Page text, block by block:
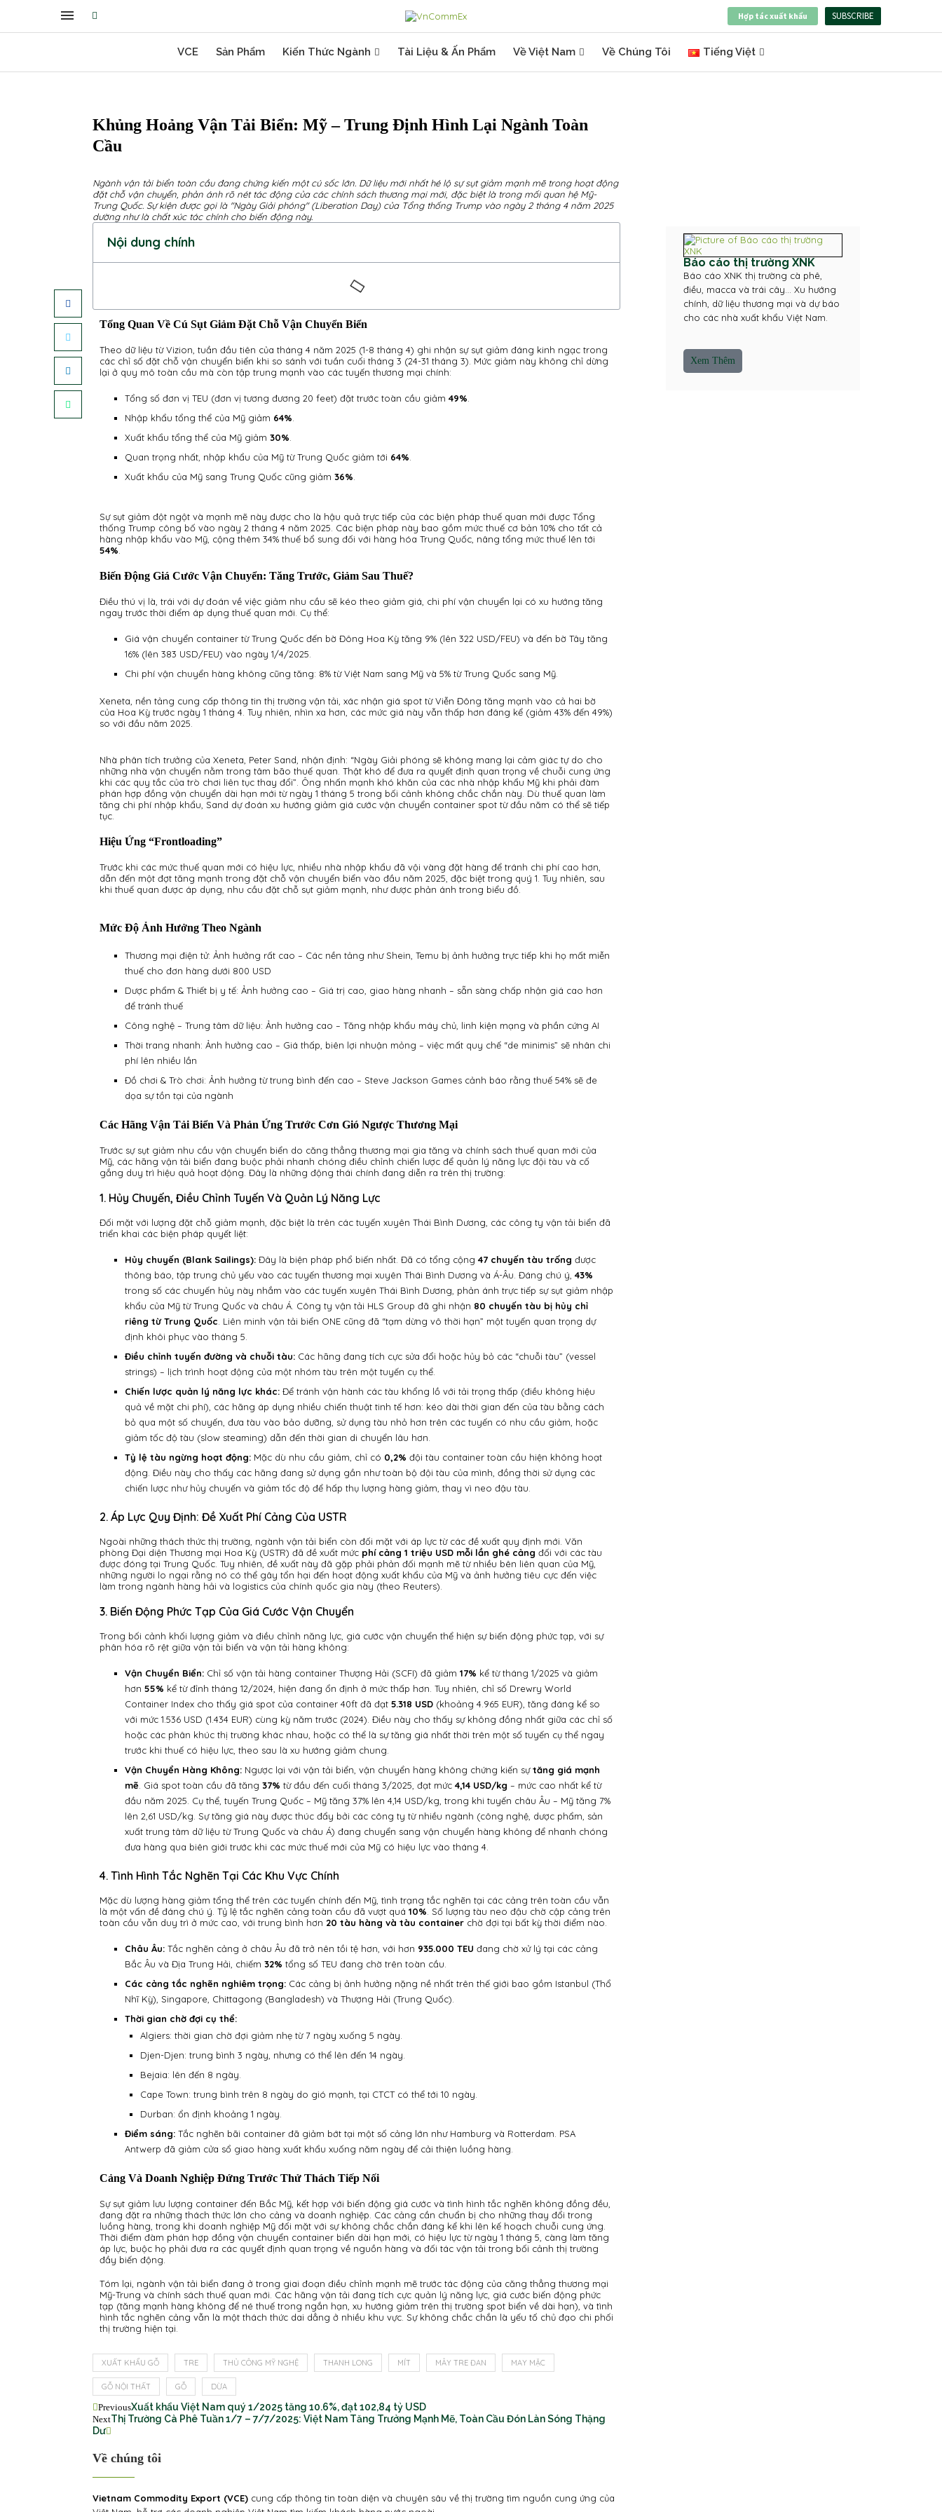
Hợp tác xuất khẩu SUBSCRIBE
VCE Sản Phẩm Kiến Thức Ngành Tài Liệu & Ấn Phẩm Về Việt Nam Về Chúng Tôi Tiếng Việt
Khủng Hoảng Vận Tải Biển: Mỹ – Trung Định Hình Lại Ngành Toàn
Cầu
Ngành vận tải biển toàn cầu đang chứng kiến một cú sốc lớn. Dữ liệu mới nhất hé lộ sự sụt giảm mạnh mẽ trong hoạt động
đặt chỗ vận chuyển, phản ánh rõ nét tác động của các chính sách thương mại mới, đặc biệt là trong mối quan hệ Mỹ-
Trung Quốc. Sự kiện được gọi là "Ngày Giải phóng" (Liberation Day) của Tổng thống Trump vào ngày 2 tháng 4 năm 2025
dường như là chất xúc tác chính cho biến động này.
Nội dung chính
Tổng Quan Về Cú Sụt Giảm Đặt Chỗ Vận Chuyển Biển
Theo dữ liệu từ Vizion, tuần đầu tiên của tháng 4 năm 2025 (1-8 tháng 4) ghi nhận sự sụt giảm đáng kinh ngạc trong
các chỉ số đặt chỗ vận chuyển biển khi so sánh với tuần cuối tháng 3 (24-31 tháng 3). Mức giảm này không chỉ dừng
lại ở quy mô toàn cầu mà còn tập trung mạnh vào các tuyến thương mại chính:
Tổng số đơn vị TEU (đơn vị tương đương 20 feet) đặt trước toàn cầu giảm 49%
Nhập khẩu tổng thể của Mỹ giảm 64%
Xuất khẩu tổng thể của Mỹ giảm 30%
Quan trọng nhất, nhập khẩu của Mỹ từ Trung Quốc giảm tới 64%
Xuất khẩu của Mỹ sang Trung Quốc cũng giảm 36%
Sự sụt giảm đột ngột và mạnh mẽ này được cho là hậu quả trực tiếp của các biện pháp thuế quan mới được Tổng
thống Trump công bố vào ngày 2 tháng 4 năm 2025. Các biện pháp này bao gồm mức thuế cơ bản 10% cho tất cả
hàng nhập khẩu vào Mỹ, cộng thêm 34% thuế bổ sung đối với hàng hóa Trung Quốc, nâng tổng mức thuế lên tới
54%
Biến Động Giá Cước Vận Chuyển: Tăng Trước, Giảm Sau Thuế?
Điều thú vị là, trái với dự đoán về việc giảm nhu cầu sẽ kéo theo giảm giá, chi phí vận chuyển lại có xu hướng tăng
ngay trước thời điểm áp dụng thuế quan mới. Cụ thể:
Giá vận chuyển container từ Trung Quốc đến bờ Đông Hoa Kỳ tăng 9% (lên 322 USD/FEU) và đến bờ Tây tăng
16% (lên 383 USD/FEU) vào ngày 1/4/2025.
Chi phí vận chuyển hàng không cũng tăng: 8% từ Việt Nam sang Mỹ và 5% từ Trung Quốc sang Mỹ.
Xeneta, nền tảng cung cấp thông tin thị trường vận tải, xác nhận giá spot từ Viễn Đông tăng mạnh vào cả hai bờ
của Hoa Kỳ trước ngày 1 tháng 4. Tuy nhiên, nhìn xa hơn, các mức giá này vẫn thấp hơn đáng kể (giảm 43% đến 49%)
so với đầu năm 2025.
Nhà phân tích trưởng của Xeneta, Peter Sand, nhận định: “Ngày Giải phóng sẽ không mang lại cảm giác tự do cho
những nhà vận chuyển nằm trong tâm bão thuế quan. Thật khó để đưa ra quyết định quan trọng về chuỗi cung ứng
khi các quy tắc của trò chơi liên tục thay đổi”. Ông nhấn mạnh khó khăn của các nhà nhập khẩu Mỹ khi phải đàm
phán hợp đồng vận chuyển dài hạn mới từ ngày 1 tháng 5 trong bối cảnh không chắc chắn này. Dù thuế quan làm
tăng chi phí nhập khẩu, Sand dự đoán xu hướng giảm giá cước vận chuyển container spot từ đầu năm có thể sẽ tiếp
tục.
Hiệu Ứng “frontloading”
Trước khi các mức thuế quan mới có hiệu lực, nhiều nhà nhập khẩu đã vội vàng đặt hàng để tránh chi phí cao hơn,
dẫn đến một đợt tăng mạnh trong đặt chỗ vận chuyển biển vào đầu năm 2025, đặc biệt trong quý 1. Tuy nhiên, sau
khi thuế quan được áp dụng, nhu cầu đặt chỗ sụt giảm mạnh, như được phản ánh trong biểu đồ.
Mức Độ Ảnh Hưởng Theo Ngành
Thương mại điện tử: Ảnh hưởng rất cao – Các nền tảng như Shein, Temu bị ảnh hưởng trực tiếp khi họ mất miễn
thuế cho đơn hàng dưới 800 USD
Dược phẩm & Thiết bị y tế: Ảnh hưởng cao – Giá trị cao, giao hàng nhanh – sẵn sàng chấp nhận giá cao hơn
để tránh thuế
Công nghệ – Trung tâm dữ liệu: Ảnh hưởng cao – Tăng nhập khẩu máy chủ, linh kiện mạng và phần cứng AI
Thời trang nhanh: Ảnh hưởng cao – Giá thấp, biên lợi nhuận mỏng – việc mất quy chế “de minimis” sẽ nhân chi
phí lên nhiều lần
Đồ chơi & Trò chơi: Ảnh hưởng từ trung bình đến cao – Steve Jackson Games cảnh báo rằng thuế 54% sẽ đe
dọa sự tồn tại của ngành
Các Hãng Vận Tải Biển Và Phản Ứng Trước Cơn Gió Ngược Thương Mại
Trước sự sụt giảm nhu cầu vận chuyển biển do căng thẳng thương mại gia tăng và chính sách thuế quan mới của
Mỹ, các hãng vận tải biển đang buộc phải nhanh chóng điều chỉnh chiến lược để quản lý năng lực đội tàu và cố
gắng duy trì hiệu quả hoạt động. Đây là những động thái chính đang diễn ra trên thị trường:
1. Hủy Chuyến, Điều Chỉnh Tuyến Và Quản Lý Năng Lực
Đối mặt với lượng đặt chỗ giảm mạnh, đặc biệt là trên các tuyến xuyên Thái Bình Dương, các công ty vận tải biển đã
triển khai các biện pháp quyết liệt:
Hủy chuyến (Blank Sailings): Đây là biện pháp phổ biến nhất. Đã có tổng cộng 47 chuyến tàu trống được
thông báo, tập trung chủ yếu vào các tuyến thương mại xuyên Thái Bình Dương và Á-Âu. Đáng chú ý, 43%
trong số các chuyến hủy này nhắm vào các tuyến xuyên Thái Bình Dương, phản ánh trực tiếp sự sụt giảm nhập
khẩu của Mỹ từ Trung Quốc và châu Á. Công ty vận tải HLS Group đã ghi nhận 80 chuyến tàu bị hủy chỉ
riêng từ Trung Quốc . Liên minh vận tải biển ONE cũng đã “tạm dừng vô thời hạn” một tuyến quan trọng dự
định khôi phục vào tháng 5.
Điều chỉnh tuyến đường và chuỗi tàu: Các hãng đang tích cực sửa đổi hoặc hủy bỏ các “chuỗi tàu” (vessel
strings) – lịch trình hoạt động của một nhóm tàu trên một tuyến cụ thể.
Chiến lược quản lý năng lực khác: Để tránh vận hành các tàu khổng lồ với tải trọng thấp (điều không hiệu
quả về mặt chi phí), các hãng áp dụng nhiều chiến thuật tinh tế hơn: kéo dài thời gian đến của tàu bằng cách
bỏ qua một số chuyến, đưa tàu vào bảo dưỡng, sử dụng tàu nhỏ hơn trên các tuyến có nhu cầu giảm, hoặc
giảm tốc độ tàu (slow steaming) dẫn đến thời gian di chuyển lâu hơn.
Tỷ lệ tàu ngừng hoạt động: Mặc dù nhu cầu giảm, chỉ có 0,2% đội tàu container toàn cầu hiện không hoạt
động. Điều này cho thấy các hãng đang sử dụng gần như toàn bộ đội tàu của mình, đồng thời sử dụng các
chiến lược như hủy chuyến và giảm tốc độ để hấp thụ lượng hàng giảm, thay vì neo đậu tàu.
2. Áp Lực Quy Định: Đề Xuất Phí Cảng Của USTR
Ngoài những thách thức thị trường, ngành vận tải biển còn đối mặt với áp lực từ các đề xuất quy định mới. Văn
phòng Đại diện Thương mại Hoa Kỳ (USTR) đã đề xuất mức phí cảng 1 triệu USD mỗi lần ghé cảng đối với các tàu
được đóng tại Trung Quốc. Tuy nhiên, đề xuất này đã gặp phải phản đối mạnh mẽ từ nhiều bên liên quan của Mỹ,
những người lo ngại rằng nó có thể gây tổn hại đến hoạt động xuất khẩu của Mỹ và ảnh hưởng tiêu cực đến việc
làm trong ngành hàng hải và logistics của chính quốc gia này (theo Reuters).
3. Biến Động Phức Tạp Của Giá Cước Vận Chuyển
Trong bối cảnh khối lượng giảm và điều chỉnh năng lực, giá cước vận chuyển thể hiện sự biến động phức tạp, với sự
phân hóa rõ rệt giữa vận tải biển và vận tải hàng không:
Vận Chuyển Biển: Chỉ số vận tải hàng container Thượng Hải (SCFI) đã giảm 17% kể từ tháng 1/2025 và giảm
hơn 55% kể từ đỉnh tháng 12/2024, hiện đang ổn định ở mức thấp hơn. Tuy nhiên, chỉ số Drewry World
Container Index cho thấy giá spot của container 40ft đã đạt 5.318 USD (khoảng 4.965 EUR), tăng đáng kể so
với mức 1.536 USD (1.434 EUR) cùng kỳ năm trước (2024). Điều này cho thấy sự không đồng nhất giữa các chỉ số
hoặc các phân khúc thị trường khác nhau, hoặc có thể là sự tăng giá nhất thời trên một số tuyến cụ thể ngay
trước khi thuế có hiệu lực, theo sau là xu hướng giảm chung.
Vận Chuyển Hàng Không: Ngược lại với vận tải biển, vận chuyển hàng không chứng kiến sựtăng giá mạnh
mẽ . Giá spot toàn cầu đã tăng 37% từ đầu đến cuối tháng 3/2025, đạt mức 4,14 USD/kg – mức cao nhất kể từ
đầu năm 2025. Cụ thể, tuyến Trung Quốc – Mỹ tăng 37% lên 4,14 USD/kg, trong khi tuyến châu Âu – Mỹ tăng 7%
lên 2,61 USD/kg. Sự tăng giá này được thúc đẩy bởi các công ty từ nhiều ngành (công nghệ, dược phẩm, sản
xuất trung tâm dữ liệu từ Trung Quốc và châu Á) đang chuyển sang vận chuyển hàng không để nhanh chóng
đưa hàng qua biên giới trước khi các mức thuế mới của Mỹ có hiệu lực vào tháng 4.
4. Tình Hình Tắc Nghẽn Tại Các Khu Vực Chính
Mặc dù lượng hàng giảm tổng thể trên các tuyến chính đến Mỹ, tình trạng tắc nghẽn tại các cảng trên toàn cầu vẫn
là một vấn đề đáng chú ý. Tỷ lệ tắc nghẽn cảng toàn cầu đã vượt quá 10% . Số lượng tàu neo đậu chờ cập cảng trên
toàn cầu vẫn duy trì ở mức cao, với trung bình hơn 20 tàu hàng và tàu container chờ đợi tại bất kỳ thời điểm nào.
Châu Âu: Tắc nghẽn cảng ở châu Âu đã trở nên tồi tệ hơn, với hơn 935.000 TEU đang chờ xử lý tại các cảng
Bắc Âu và Địa Trung Hải, chiếm 32% tổng số TEU đang chờ trên toàn cầu.
Các cảng tắc nghẽn nghiêm trọng: Các cảng bị ảnh hưởng nặng nề nhất trên thế giới bao gồm Istanbul (Thổ
Nhĩ Kỳ), Singapore, Chittagong (Bangladesh) và Thượng Hải (Trung Quốc).
Thời gian chờ đợi cụ thể:
Algiers: thời gian chờ đợi giảm nhẹ từ 7 ngày xuống 5 ngày.
Djen-Djen: trung bình 3 ngày, nhưng có thể lên đến 14 ngày.
Bejaia: lên đến 8 ngày.
Cape Town: trung bình trên 8 ngày do gió mạnh, tại CTCT có thể tới 10 ngày.
Durban: ổn định khoảng 1 ngày.
Điểm sáng: Tắc nghẽn bãi container đã giảm bớt tại một số cảng lớn như Hamburg và Rotterdam. PSA
Antwerp đã giảm cửa sổ giao hàng xuất khẩu xuống năm ngày để cải thiện luồng hàng.
Cảng Và Doanh Nghiệp Đứng Trước Thử Thách Tiếp Nối
Sự sụt giảm lưu lượng container đến Bắc Mỹ, kết hợp với biến động giá cước và tình hình tắc nghẽn không đồng đều,
đang đặt ra những thách thức lớn cho cảng và doanh nghiệp. Các cảng cần chuẩn bị cho những thay đổi trong
luồng hàng, trong khi doanh nghiệp Mỹ đối mặt với sự không chắc chắn đáng kể khi lên kế hoạch chuỗi cung ứng.
Thời điểm đàm phán hợp đồng vận chuyển container biển dài hạn mới, có hiệu lực từ ngày 1 tháng 5, càng làm tăng
áp lực, buộc họ phải đưa ra các quyết định quan trọng về nguồn hàng và đối tác vận tải trong bối cảnh thị trường
đầy biến động.
Tóm lại, ngành vận tải biển đang ở trong giai đoạn điều chỉnh mạnh mẽ trước tác động của căng thẳng thương mại
Mỹ-Trung và chính sách thuế quan mới. Các hãng vận tải đang tích cực quản lý năng lực, giá cước biến động phức
tạp (tăng mạnh hàng không để né thuế trong ngắn hạn, xu hướng giảm trên thị trường spot biển về dài hạn), và tình
hình tắc nghẽn cảng vẫn là một thách thức dai dẳng ở nhiều khu vực. Sự không chắc chắn là yếu tố chủ đạo chi phối
thị trường hiện tại.
XUẤT KHẨU GỖ TRE THỦ CÔNG MỸ NGHỆ THANH LONG MÍT MÂY TRE ĐAN MAY MẶC
GỖ NỘI THẤT GỖ DỪA
PreviousXuất khẩu Việt Nam quý 1/2025 tăng 10.6%, đạt 102,84 tỷ USD
NextThị Trường Cà Phê Tuần 1/7 – 7/7/2025: Việt Nam Tăng Trưởng Mạnh Mẽ, Toàn Cầu Đón Làn Sóng Thặng
Dư
Về chúng tôi
Vietnam Commodity Export (VCE) cung cấp thông tin toàn diện và chuyên sâu về thị trường tìm nguồn cung ứng của
Báo cáo thị trường XNK
Báo cáo XNK thị trường cà phê,
điều, macca và trái cây... Xu hướng
chính, dữ liệu thương mại và dự báo
cho các nhà xuất khẩu Việt Nam.
Xem Thêm